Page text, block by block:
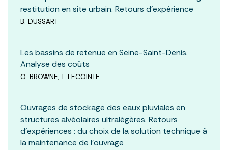
restitution en site urbain. Retours d’expérience
B. DUSSART
Les bassins de retenue en Seine-Saint-Denis.
Analyse des coûts
O. BROWNE, T. LECOINTE
Ouvrages de stockage des eaux pluviales en
structures alvéolaires ultralégères. Retours
d’expériences : du choix de la solution technique à
la maintenance de l’ouvrage